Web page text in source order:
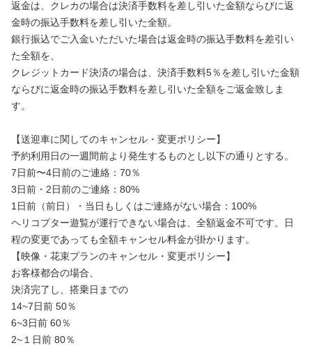
返金は、クレカの場合は決済手数料を差し引いた金額ならびに返
金時の振込手数料を差し引いた全額。
銀行振込でご入金いただいた場合は返金時の振込手数料を差引い
た全額を、
クレジットカード決済の場合は、決済手数料5％を差し引いた金額
ならびに返金時の振込手数料を差し引いた全額をご返金致しま
す。
【送迎車に関してのキャンセル・変更ポリシー】
予約利用日の一週間前より発生するものとし以下の通りとする。
7日前〜4日前のご連絡：70％
3日前・2日前のご連絡：80%
1日前（前日）・当日もしくはご連絡がない場合：100%
ヘリコプター遊覧が運行できない場合は、全額返金不可です。日
程の変更であっても全額キャンセル料金が掛かります。
【映像・花束プランのキャンセル・変更ポリシー】
お客様都合の場合、
決済完了し、搭乗日までの
14~7日前 50％
6~3日前 60％
2~１日前 80％